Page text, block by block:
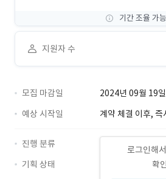
기간 조율 가능
지원자 수
모집 마감일
2024년 09월 19일
예상 시작일
계약 체결 이후, 즉
로그인해
확
진행 분류
기획 상태